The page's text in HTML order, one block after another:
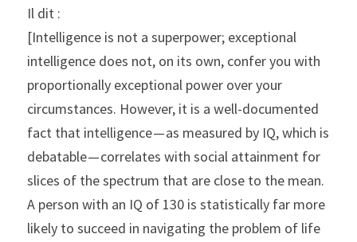
Il dit :
[Intelligence is not a superpower; exceptional
intelligence does not, on its own, confer you with
proportionally exceptional power over your
circumstances. However, it is a well-documented
fact that intelligence — as measured by IQ, which is
debatable — correlates with social attainment for
slices of the spectrum that are close to the mean.
A person with an IQ of 130 is statistically far more
likely to succeed in navigating the problem of life